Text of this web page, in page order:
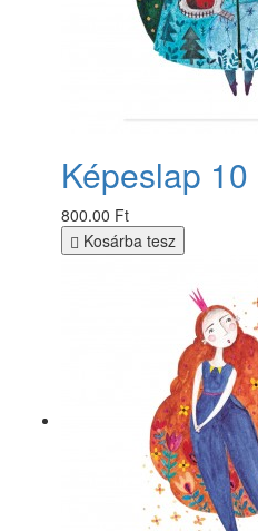
Képeslap 10
800.00 Ft
Kosárba tesz